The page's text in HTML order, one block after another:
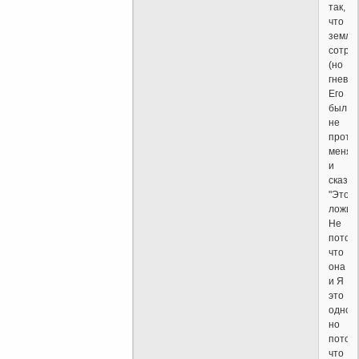
так,
что
земля
(но
гнев
Его
был
не
меня),
и
"Это
ложь.
Не
что
она
и Я
это
одно,
но
что